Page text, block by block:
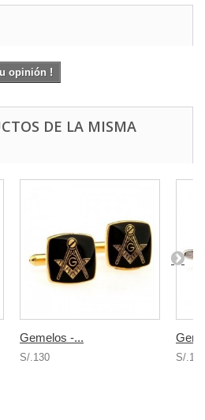
opinión !
DE LA MISMA
Gemelos -...
S/.130 S/.130